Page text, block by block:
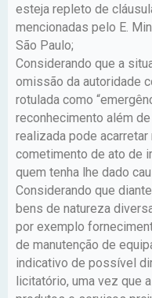
esteja repleto de
mencionadas pelo E.
São Paulo;
Considerando que a
omissão da autoridade
rotulada como
reconhecimento além
realizada pode
cometimento de ato de
quem tenha lhe dado
Considerando que
bens de natureza
por exemplo
de manutenção de
indicativo de possível
licitatório, uma vez que